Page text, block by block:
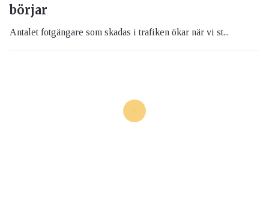
börjar
Antalet fotgängare som skadas i trafiken ökar när vi st...